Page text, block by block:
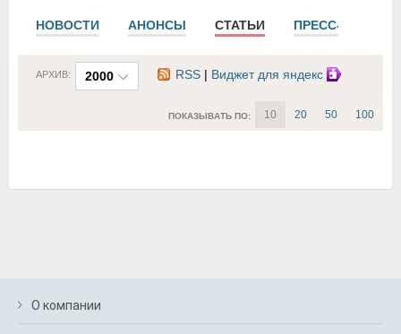
НОВОСТИ АНОНСЫ СТАТЬИ ПРЕСС-РЕЛИЗЫ
2000
АРХИВ: RSS | Виджет для яндекс
ПОКАЗЫВАТЬ ПО: 10 20 50 100
О компании